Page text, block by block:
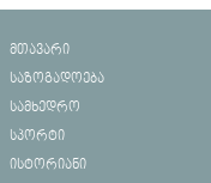
მთავარი
საზოგადოება
სამხედრო
სპორტი
ისტორიანი